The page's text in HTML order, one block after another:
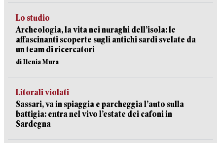
Lo studio
Archeologia, la vita nei nuraghi dell’isola: le
affascinanti scoperte sugli antichi sardi svelate da
un team di ricercatori
di Ilenia Mura
Litorali violati
Sassari, va in spiaggia e parcheggia l’auto sulla
battigia: entra nel vivo l’estate dei cafoni in
Sardegna